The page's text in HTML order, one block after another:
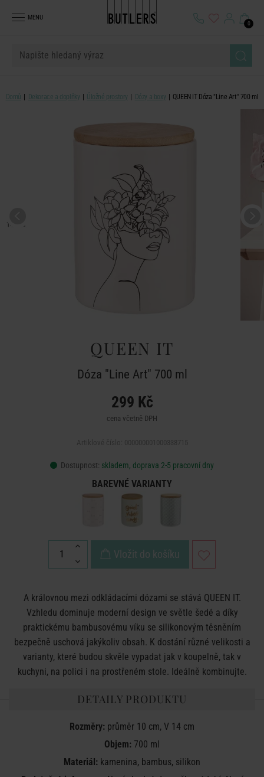
MENU
0
Domů Dekorace a doplňky Úložné prostory Dózy a boxy QUEEN IT Dóza "Line Art" 700 ml
QUEEN IT
Dóza "Line Art" 700 ml
299 Kč
cena včetně DPH
Dostupnost: skladem, doprava 2-5 pracovní dny
BAREVNÉ VARIANTY
Vložit do košíku
A královnou mezi odkládacími dózami se stává QUEEN IT.
Vzhledu dominuje moderní design ve světle šedé a díky
praktickému bambusovému víku se silikonovým těsněním
bezpečně uschová jakýkoliv obsah. K dostání různé velikosti a
varianty, které budou skvěle vypadat jak v koupelně, tak v
kuchyni, na polici i na prostřeném stole. Ideálně kombinujte.
DETAILY PRODUKTU
Rozměry: průměr 10 cm, V 14 cm
Objem: 700 ml
Materiál: kamenina, bambus, silikon